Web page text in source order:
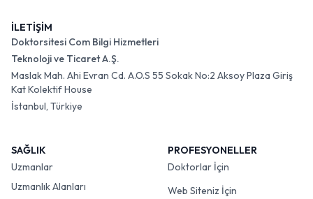
İLETİŞİM
Doktorsitesi Com Bilgi Hizmetleri
Teknoloji ve Ticaret A.Ş.
Maslak Mah. Ahi Evran Cd. A.O.S 55 Sokak No:2 Aksoy Plaza Giriş
Kat Kolektif House
İstanbul, Türkiye
SAĞLIK
Uzmanlar
Uzmanlık Alanları
PROFESYONELLER
Doktorlar İçin
Web Siteniz İçin